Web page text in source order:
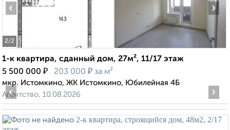
2/2
‹ ›
1-к квартира, сданный дом, 27м², 11/17 этаж
5 500 000 ₽ 203 000 ₽ за м²
мкр. Истомкино, ЖК Истомкино, Юбилейная 4Б
Агентство, 10.08.2026
‹ ›